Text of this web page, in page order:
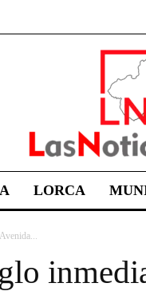
LORCA